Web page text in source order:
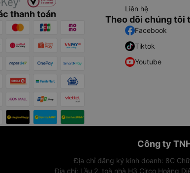
thanh toán
Liên hệ
Theo dõi chúng tôi
Facebook
Tiktok
Youtube
Công ty
Địa chỉ đăng ký kinh doanh: 8C
Địa chỉ: Lầu 2, toà nhà H3 Circo Hoàng